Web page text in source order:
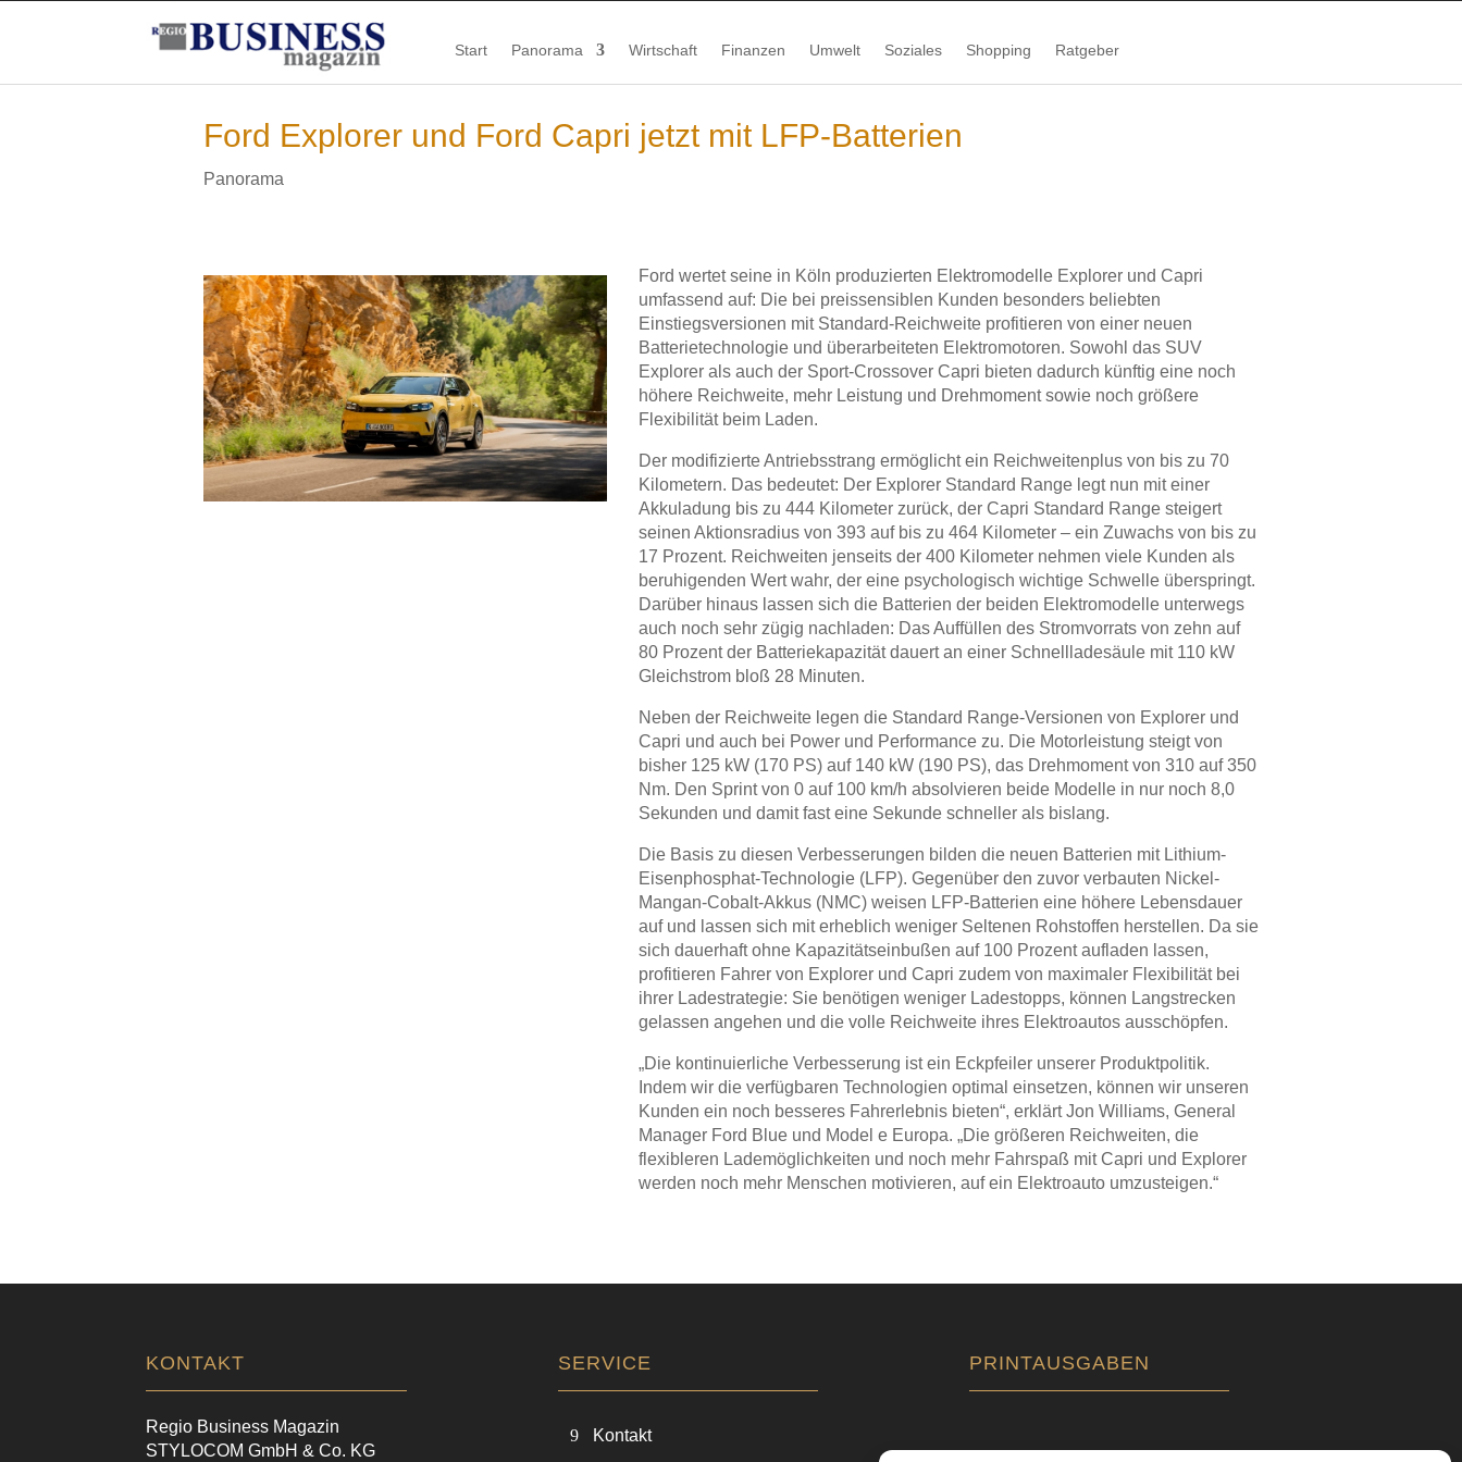
Start Panorama Wirtschaft Finanzen Umwelt Soziales Shopping Ratgeber
Ford Explorer und Ford Capri jetzt mit LFP-Batterien
Panorama
Ford wertet seine in Köln produzierten Elektromodelle Explorer und Capri
umfassend auf: Die bei preissensiblen Kunden besonders beliebten
Einstiegsversionen mit Standard-Reichweite profitieren von einer neuen
Batterietechnologie und überarbeiteten Elektromotoren. Sowohl das SUV
Explorer als auch der Sport-Crossover Capri bieten dadurch künftig eine noch
höhere Reichweite, mehr Leistung und Drehmoment sowie noch größere
Flexibilität beim Laden.
Der modifizierte Antriebsstrang ermöglicht ein Reichweitenplus von bis zu 70
Kilometern. Das bedeutet: Der Explorer Standard Range legt nun mit einer
Akkuladung bis zu 444 Kilometer zurück, der Capri Standard Range steigert
seinen Aktionsradius von 393 auf bis zu 464 Kilometer – ein Zuwachs von bis zu
17 Prozent. Reichweiten jenseits der 400 Kilometer nehmen viele Kunden als
beruhigenden Wert wahr, der eine psychologisch wichtige Schwelle überspringt.
Darüber hinaus lassen sich die Batterien der beiden Elektromodelle unterwegs
auch noch sehr zügig nachladen: Das Auffüllen des Stromvorrats von zehn auf
80 Prozent der Batteriekapazität dauert an einer Schnellladesäule mit 110 kW
Gleichstrom bloß 28 Minuten.
Neben der Reichweite legen die Standard Range-Versionen von Explorer und
Capri und auch bei Power und Performance zu. Die Motorleistung steigt von
bisher 125 kW (170 PS) auf 140 kW (190 PS), das Drehmoment von 310 auf 350
Nm. Den Sprint von 0 auf 100 km/h absolvieren beide Modelle in nur noch 8,0
Sekunden und damit fast eine Sekunde schneller als bislang.
Die Basis zu diesen Verbesserungen bilden die neuen Batterien mit Lithium-
Eisenphosphat-Technologie (LFP). Gegenüber den zuvor verbauten Nickel-
Mangan-Cobalt-Akkus (NMC) weisen LFP-Batterien eine höhere Lebensdauer
auf und lassen sich mit erheblich weniger Seltenen Rohstoffen herstellen. Da sie
sich dauerhaft ohne Kapazitätseinbußen auf 100 Prozent aufladen lassen,
profitieren Fahrer von Explorer und Capri zudem von maximaler Flexibilität bei
ihrer Ladestrategie: Sie benötigen weniger Ladestopps, können Langstrecken
gelassen angehen und die volle Reichweite ihres Elektroautos ausschöpfen.
„Die kontinuierliche Verbesserung ist ein Eckpfeiler unserer Produktpolitik.
Indem wir die verfügbaren Technologien optimal einsetzen, können wir unseren
Kunden ein noch besseres Fahrerlebnis bieten“, erklärt Jon Williams, General
Manager Ford Blue und Model e Europa. „Die größeren Reichweiten, die
flexibleren Lademöglichkeiten und noch mehr Fahrspaß mit Capri und Explorer
werden noch mehr Menschen motivieren, auf ein Elektroauto umzusteigen.“
KONTAKT
Regio Business Magazin
STYLOCOM GmbH & Co. KG
SERVICE
Kontakt
PRINTAUSGABEN